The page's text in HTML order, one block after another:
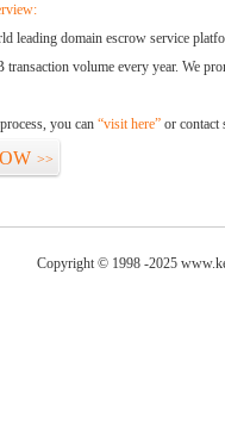
leading domain escrow service
volume every year. We
you can “visit here” or contact
>>
Copyright © 1998 -2025